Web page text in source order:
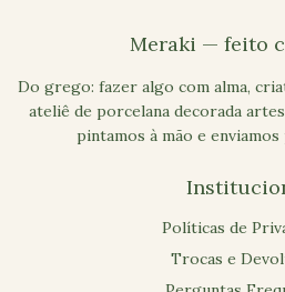
Meraki — feito
Do grego: fazer algo com alma,
ateliê de porcelana decorada
pintamos à mão e
Políticas de
Trocas e